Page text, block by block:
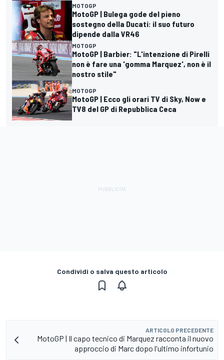
MOTOGP
MotoGP | Bulega gode del pieno
sostegno della Ducati: il suo futuro
dipende dalla VR46
MOTOGP
MotoGP | Barbier: "L'intenzione di Pirelli
non è fare una 'gomma Marquez', non è il
nostro stile"
MOTOGP
MotoGP | Ecco gli orari TV di Sky, Now e
TV8 del GP di Repubblica Ceca
Condividi o salva questo articolo
ARTICOLO PRECEDENTE
MotoGP | Il capo tecnico di Marquez racconta il nuovo
approccio di Marc dopo l'ultimo infortunio